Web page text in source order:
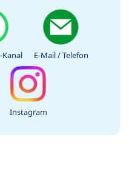
E-Mail / Telefon
Instagram